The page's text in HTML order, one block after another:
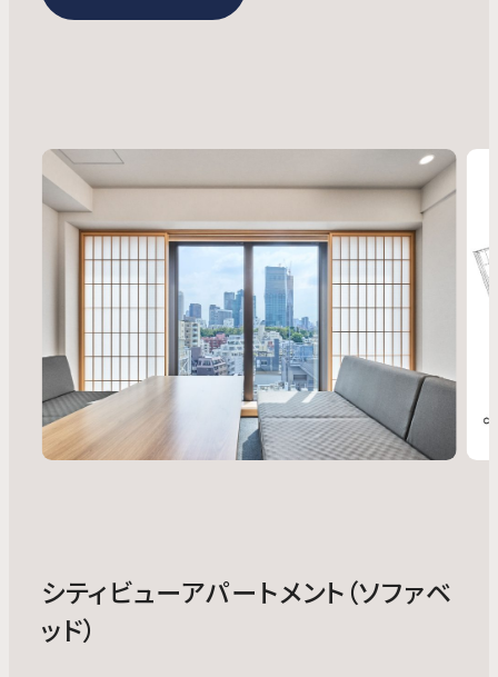
シティビューアパートメント（ソファベ
ッド）